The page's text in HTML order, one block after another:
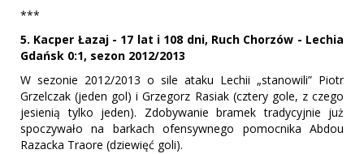
***
5. Kacper Łazaj - 17 lat i 108 dni, Ruch Chorzów - Lechia
Gdańsk 0:1, sezon 2012/2013
W sezonie 2012/2013 o sile ataku Lechii „stanowili” Piotr
Grzelczak (jeden gol) i Grzegorz Rasiak (cztery gole, z czego
jesienią tylko jeden). Zdobywanie bramek tradycyjnie już
spoczywało na barkach ofensywnego pomocnika Abdou
Razacka Traore (dziewięć goli).